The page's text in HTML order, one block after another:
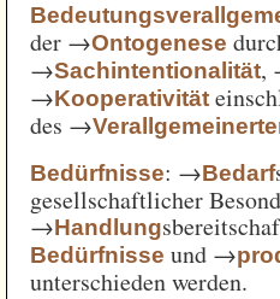
der →Ontogenese
→Sachintentionalität,
→Kooperativität
des →
Bedürfnisse: →Bedarf
gesellschaftlicher
→Handlung
Bedürfnisse und →
unterschieden werden.